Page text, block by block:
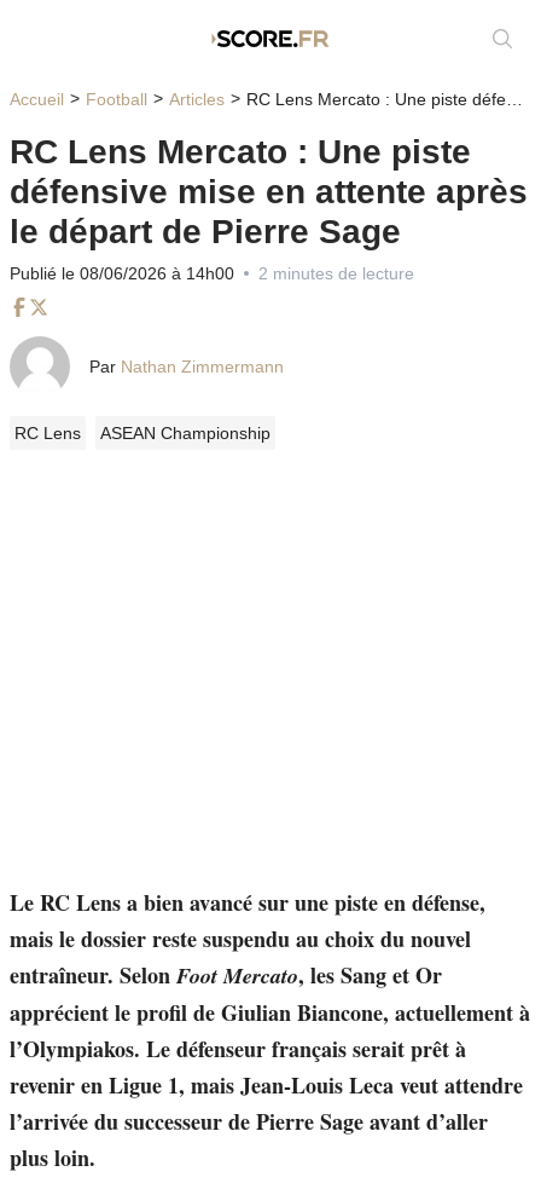
Accueil Football Articles RC Lens Mercato : Une piste défensive mise en attente après le départ de Pierre Sage
RC Lens Mercato : Une piste
défensive mise en attente après
le départ de Pierre Sage
Publié le 08/06/2026 à 14h00 2 minutes de lecture
Par Nathan Zimmermann
RC Lens ASEAN Championship
Le RC Lens a bien avancé sur une piste en défense,
mais le dossier reste suspendu au choix du nouvel
entraîneur. SelonFoot Mercato, les Sang et Or
apprécient le profil de Giulian Biancone, actuellement à
l’Olympiakos. Le défenseur français serait prêt à
revenir en Ligue 1, mais Jean-Louis Leca veut attendre
l’arrivée du successeur de Pierre Sage avant d’aller
plus loin.